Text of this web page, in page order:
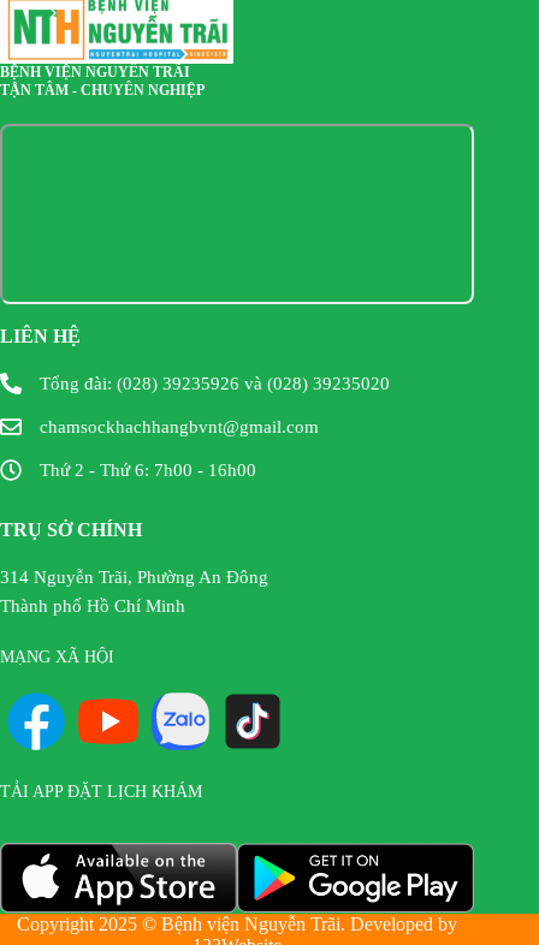
BỆNH VIỆN NGUYỄN TRÃI
TẬN TÂM - CHUYÊN NGHIỆP
LIÊN HỆ
Tổng đài: (028) 39235926 và (028) 39235020
chamsockhachhangbvnt@gmail.com
Thứ 2 - Thứ 6: 7h00 - 16h00
TRỤ SỞ CHÍNH
314 Nguyễn Trãi, Phường An Đông
Thành phố Hồ Chí Minh
MẠNG XÃ HỘI
TẢI APP ĐẶT LỊCH KHÁM
Copyright 2025 © Bệnh viện Nguyễn Trãi. Developed by